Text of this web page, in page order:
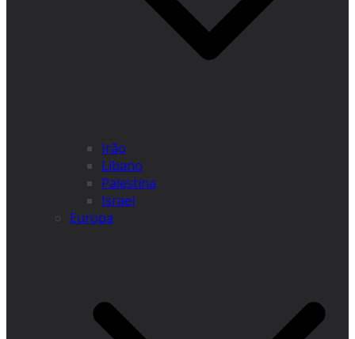
Irão
Líbano
Palestina
Israel
Europa